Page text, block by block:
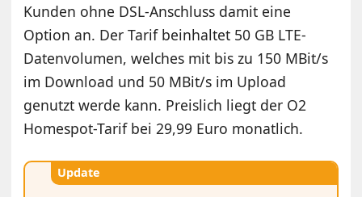
Kunden ohne DSL-Anschluss damit eine
Option an. Der Tarif beinhaltet 50 GB LTE-
Datenvolumen, welches mit bis zu 150 MBit/s
im Download und 50 MBit/s im Upload
genutzt werde kann. Preislich liegt der O2
Homespot-Tarif bei 29,99 Euro monatlich.
Update